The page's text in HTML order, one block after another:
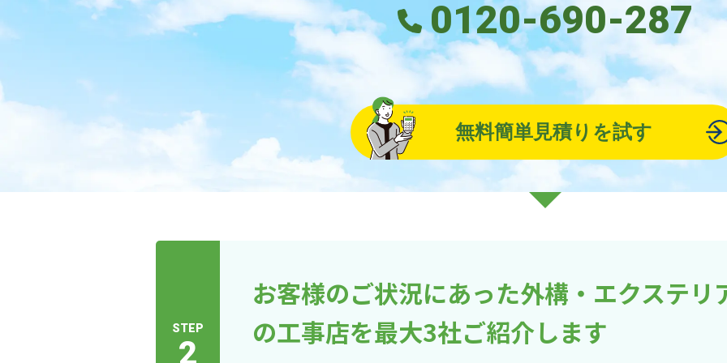
0120-690-287
無料簡単見積りを試す
STEP
2
お客様のご状況にあった外構・エクステリ
の工事店を最大3社ご紹介します